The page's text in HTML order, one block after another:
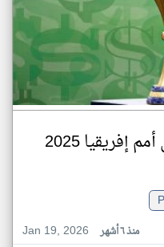
2025
Jan 19, 2026
منذ ٦ أشهر